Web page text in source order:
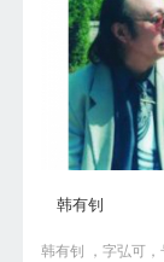
韩有钊
韩有钊 ，字弘可，